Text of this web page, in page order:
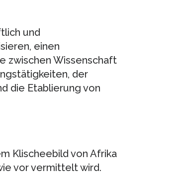
und
einen
zwischen Wissenschaft
der
die Etablierung von
Klischeebild von Afrika
vor vermittelt wird.